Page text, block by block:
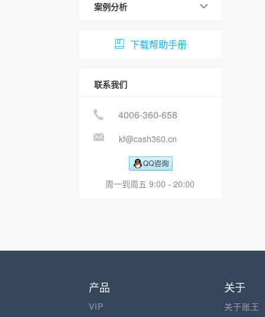
案例分析
下载帮助手册
联系我们
4006-360-658
kf@cash360.cn
周一到周五 9:00 - 20:00
产品
VIP
关于
关于账王